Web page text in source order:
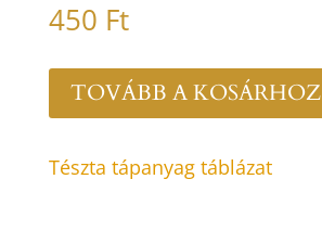
450 Ft
TOVÁBB A KOSÁRHOZ
Tészta tápanyag táblázat